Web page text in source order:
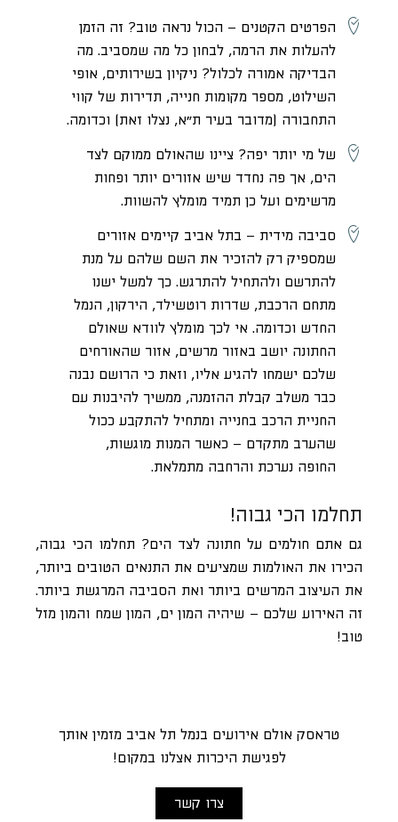
הפרטים הקטנים – הכול נראה טוב? זה הזמן
להעלות את הרמה, לבחון כל מה שמסביב. מה
הבדיקה אמורה לכלול? ניקיון בשירותים, אופי
השילוט, מספר מקומות חנייה, תדירות של קווי
התחבורה (מדובר בעיר ת”א, נצלו זאת) וכדומה.
של מי יותר יפה? ציינו שהאולם ממוקם לצד
הים, אך פה נחדד שיש אזורים יותר ופחות
מרשימים ועל כן תמיד מומלץ להשוות.
סביבה מידית – בתל אביב קיימים אזורים
שמספיק רק להזכיר את השם שלהם על מנת
להתרשם ולהתחיל להתרגש. כך למשל ישנו
מתחם הרכבת, שדרות רוטשילד, הירקון, הנמל
החדש וכדומה. אי לכך מומלץ לוודא שאולם
החתונה יושב באזור מרשים, אזור שהאורחים
שלכם ישמחו להגיע אליו, וזאת כי הרושם נבנה
כבר משלב קבלת ההזמנה, ממשיך להיבנות עם
החניית הרכב בחנייה ומתחיל להתקבע ככול
שהערב מתקדם – כאשר המנות מוגשות,
החופה נערכת והרחבה מתמלאת.
תחלמו הכי גבוה!
גם אתם חולמים על חתונה לצד הים? תחלמו הכי גבוה,
הכירו את האולמות שמציעים את התנאים הטובים ביותר,
את העיצוב המרשים ביותר ואת הסביבה המרגשת ביותר.
זה האירוע שלכם – שיהיה המון ים, המון שמח והמון מזל
טוב!
טראסק אולם אירועים בנמל תל אביב מזמין אותך
לפגישת היכרות אצלנו במקום!
צרו קשר